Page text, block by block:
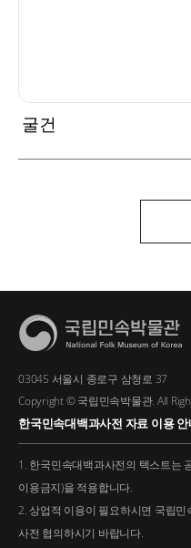
굴건
03045 서울시 종로구 삼청로 37
Copyright © 국립민속박물관. All
한국민속대백과사전 자료 이용 안
1. 한국민속대백과사전의 텍스트는
이용금지)을 적용합니다.
2. 상업적 이용이 필요하시면 국립민
사전 협의하시기 바랍니다.